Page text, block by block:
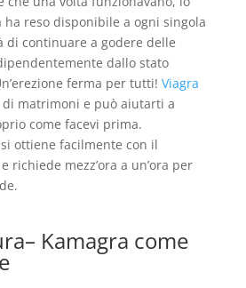
ha reso disponibile a ogni singola
di continuare a godere delle
dallo stato
ferma per tutti! Viagra
matrimoni e può aiutarti a
come facevi prima.
si ottiene facilmente con il
richiede mezz’ora a un’ora per
Kamagra come